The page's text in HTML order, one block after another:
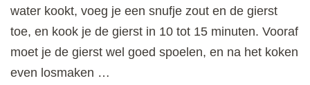
water kookt, voeg je een snufje zout en de gierst
toe, en kook je de gierst in 10 tot 15 minuten. Vooraf
moet je de gierst wel goed spoelen, en na het koken
even losmaken …